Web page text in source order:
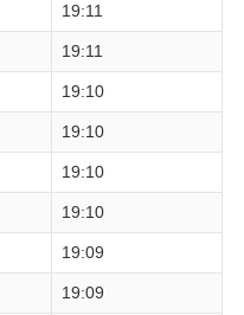
19:11
19:11
19:10
19:10
19:10
19:10
19:09
19:09